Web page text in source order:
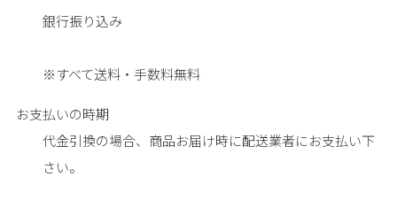
銀行振り込み
※すべて送料・手数料無料
お支払いの時期
代金引換の場合、商品お届け時に配送業者にお支払い下
さい。